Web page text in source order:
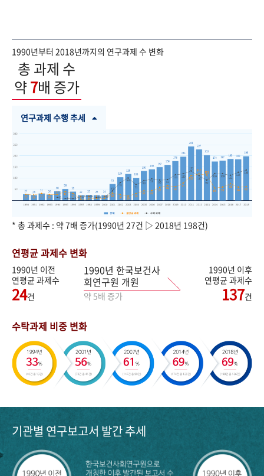
1990년부터 2018년까지의 연구과제 수 변화
총 과제 수
약7배 증가
연구과제 수행 추세
* 총 과제수 : 약 7배 증가(1990년 27건 ▷ 2018년 198건)
연평균 과제수 변화
1990년 이전
연평균 과제수
24건
1990년 한국보건사
회연구원 개원
약 5배 증가
1990년 이후
연평균 과제수
137건
수탁과제 비중 변화
기관별 연구보고서 발간 추세